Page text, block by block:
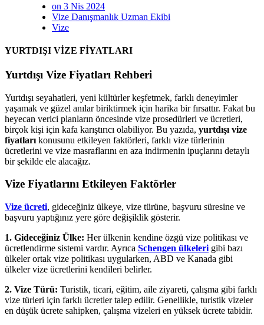
on 3 Nis 2024
Vize Danışmanlık Uzman Ekibi
Vize
YURTDIŞI VİZE FİYATLARI
Yurtdışı Vize Fiyatları Rehberi
Yurtdışı seyahatleri, yeni kültürler keşfetmek, farklı deneyimler
yaşamak ve güzel anılar biriktirmek için harika bir fırsattır. Fakat bu
heyecan verici planların öncesinde vize prosedürleri ve ücretleri,
birçok kişi için kafa karıştırıcı olabiliyor. Bu yazıda, yurtdışı vize
fiyatları konusunu etkileyen faktörleri, farklı vize türlerinin
ücretlerini ve vize masraflarını en aza indirmenin ipuçlarını detaylı
bir şekilde ele alacağız.
Vize Fiyatlarını Etkileyen Faktörler
Vize ücreti, gideceğiniz ülkeye, vize türüne, başvuru süresine ve
başvuru yaptığınız yere göre değişiklik gösterir.
1. Gideceğiniz Ülke: Her ülkenin kendine özgü vize politikası ve
ücretlendirme sistemi vardır. Ayrıca Schengen ülkeleri gibi bazı
ülkeler ortak vize politikası uygularken, ABD ve Kanada gibi
ülkeler vize ücretlerini kendileri belirler.
2. Vize Türü: Turistik, ticari, eğitim, aile ziyareti, çalışma gibi farklı
vize türleri için farklı ücretler talep edilir. Genellikle, turistik vizeler
en düşük ücrete sahipken, çalışma vizeleri en yüksek ücrete tabidir.